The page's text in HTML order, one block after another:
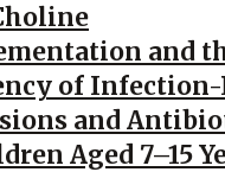
and
of Infection-
and
Aged 7–15